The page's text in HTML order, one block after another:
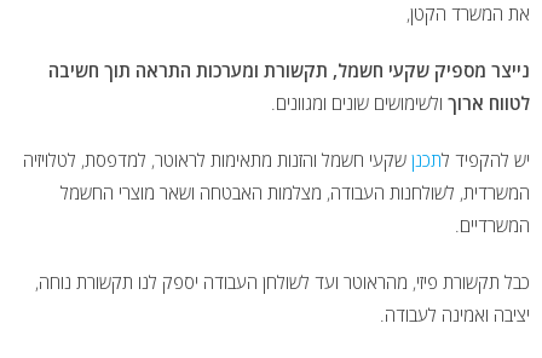
את המשרד הקטן,
נייצר מספיק שקעי חשמל, תקשורת ומערכות התראה תוך חשיבה
לטווח ארוך ולשימושים שונים ומגוונים.
יש להקפיד לתכנן שקעי חשמל והזנות מתאימות לראוטר, למדפסת, לטלויזיה
המשרדית, לשולחנות העבודה, מצלמות האבטחה ושאר מוצרי החשמל
המשרדיים.
כבל תקשורת פיזי, מהראוטר ועד לשולחן העבודה יספק לנו תקשורת נוחה,
יציבה ואמינה לעבודה.